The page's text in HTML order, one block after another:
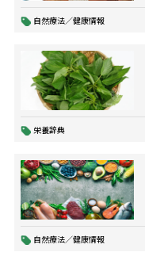
自然療法／健康情報
栄養辞典
自然療法／健康情報